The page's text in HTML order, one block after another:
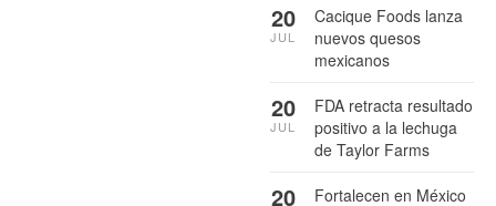
Cacique Foods lanza
nuevos quesos
mexicanos
20
JUL
FDA retracta resultado
positivo a la lechuga
de Taylor Farms
20
JUL
Fortalecen en México
20